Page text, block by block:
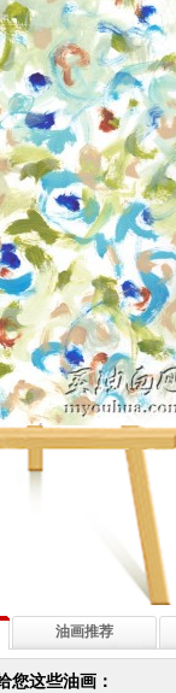
油画推荐
您这些油画：